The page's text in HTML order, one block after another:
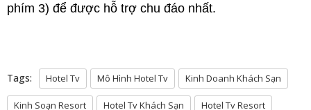
phím 3) để được hỗ trợ chu đáo nhất.
Tags: Hotel Tv Mô Hình Hotel Tv Kinh Doanh Khách Sạn
Kinh Soạn Resort Hotel Tv Khách Sạn Hotel Tv Resort